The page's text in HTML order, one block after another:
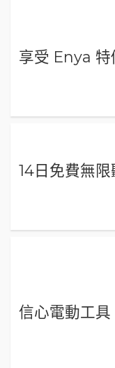
享受 Enya
14日免費無
信心電動工